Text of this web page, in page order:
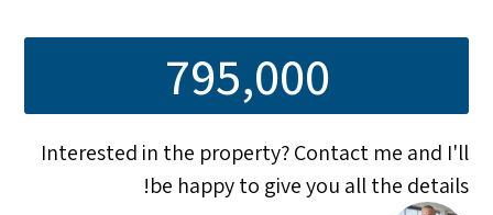
795,000
Interested in the property? Contact me and I'll
be happy to give you all the details!